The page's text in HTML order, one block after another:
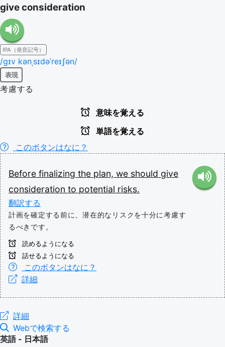
give consideration
IPA（発音記号）
/ɡɪv kənˌsɪdəˈreɪʃən/
表現
考慮する
意味を覚える
単語を覚える
このボタンはなに？
Before finalizing the plan, we should give
consideration to potential risks.
翻訳する
計画を確定する前に、潜在的なリスクを十分に考慮す
るべきです。
読めるようになる
話せるようになる
このボタンはなに？
詳細
詳細
Webで検索する
英語 - 日本語